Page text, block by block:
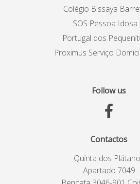
Colégio Bissaya
SOS Pessoa Idosa
Portugal dos
Proximus Serviço
Follow us
Contactos
Quinta dos
Apartado 7049